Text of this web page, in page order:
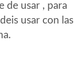
de usar , para
usar con las